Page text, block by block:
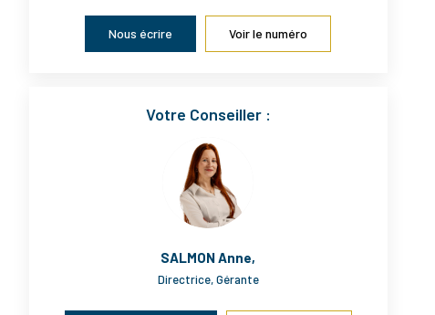
Nous écrire Voir le numéro
Votre Conseiller :
SALMON Anne,
Directrice, Gérante